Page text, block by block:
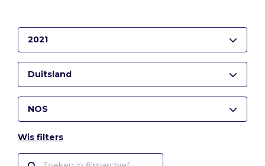
2021
Duitsland
NOS
Wis filters